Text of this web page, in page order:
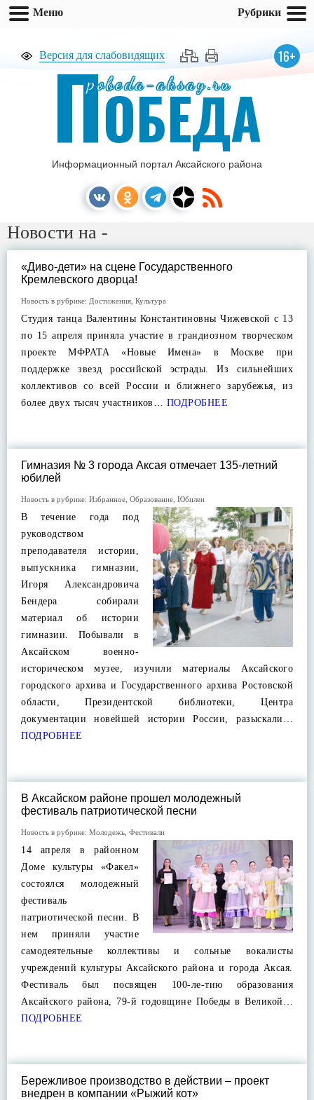
Версия для слабовидящих 16+
pobeda-aksay.ru
ПОБЕДА
Информационный портал Аксайского района
Новости на -
«Диво-дети» на сцене Государственного
Кремлевского дворца!
Новость в рубрике: Достижения Культура
Студия танца Валентины Константиновны Чижевской с 13
по 15 апреля приняла участие в грандиозном творческом
проекте МФРАТА «Новые Имена» в Москве при
поддержке звезд российской эстрады. Из сильнейших
коллективов со всей России и ближнего зарубежья, из
более двух тысяч участников… ПОДРОБНЕЕ
Гимназия № 3 города Аксая отмечает 135-летний
юбилей
Новость в рубрике: Избранное Образование Юбилеи
В течение года под
руководством
преподавателя истории,
выпускника гимназии,
Игоря Александровича
Бендера собирали
материал об истории
гимназии. Побывали в
Аксайском военно-
историческом музее, изучили материалы Аксайского
городского архива и Государственного архива Ростовской
области, Президентской библиотеки, Центра
документации новейшей истории России, разыскали…
ПОДРОБНЕЕ
В Аксайском районе прошел молодежный
фестиваль патриотической песни
Новость в рубрике: Молодежь Фестивали
14 апреля в районном
Доме культуры «Факел»
состоялся молодежный
фестиваль
патриотической песни. В
нем приняли участие
самодеятельные коллективы и сольные вокалисты
учреждений культуры Аксайского района и города Аксая.
Фестиваль был посвящен 100-ле-тию образования
Аксайского района, 79-й годовщине Победы в Великой…
ПОДРОБНЕЕ
Бережливое производство в действии – проект
внедрен в компании «Рыжий кот»
Меню Рубрики